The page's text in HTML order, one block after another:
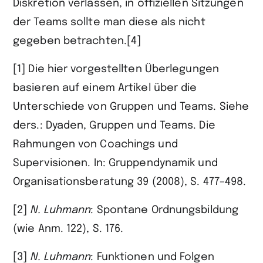
Diskretion verlassen, in offiziellen Sitzungen
der Teams sollte man diese als nicht
gegeben betrachten.[4]
[1] Die hier vorgestellten Überlegungen
basieren auf einem Artikel über die
Unterschiede von Gruppen und Teams. Siehe
ders.: Dyaden, Gruppen und Teams. Die
Rahmungen von Coachings und
Supervisionen. In: Gruppendynamik und
Organisationsberatung 39 (2008), S. 477–498.
[2] N. Luhmann: Spontane Ordnungsbildung
(wie Anm. 122), S. 176.
[3] N. Luhmann: Funktionen und Folgen